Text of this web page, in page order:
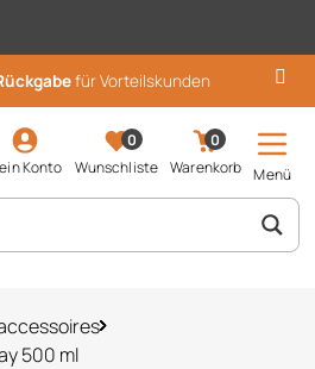
für Vorteilskunden
Konto
0
Wunschliste
0
Warenkorb
Menü
...
500 ml